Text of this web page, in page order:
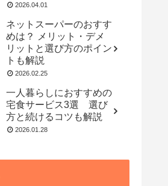
2026.04.01
ネットスーパーのおすす
めは？ メリット・デメ
リットと選び方のポイン
トも解説
2026.02.25
一人暮らしにおすすめの
宅食サービス3選 選び
方と続けるコツも解説
2026.01.28